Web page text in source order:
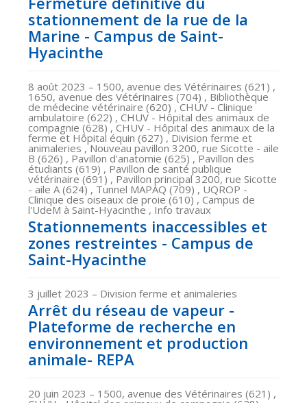
stationnement de la rue de la
Marine - Campus de Saint-
Hyacinthe
8 août 2023 – 1500, avenue des Vétérinaires (621) ,
1650, avenue des Vétérinaires (704) , Bibliothèque
de médecine vétérinaire (620) , CHUV - Clinique
ambulatoire (622) , CHUV - Hôpital des animaux de
compagnie (628) , CHUV - Hôpital des animaux de la
ferme et Hôpital équin (627) , Division ferme et
animaleries , Nouveau pavillon 3200, rue Sicotte - aile
B (626) , Pavillon d'anatomie (625) , Pavillon des
étudiants (619) , Pavillon de santé publique
vétérinaire (691) , Pavillon principal 3200, rue Sicotte
- aile A (624) , Tunnel MAPAQ (709) , UQROP -
Clinique des oiseaux de proie (610) , Campus de
l'UdeM à Saint-Hyacinthe , Info travaux
Stationnements inaccessibles et
zones restreintes - Campus de
Saint-Hyacinthe
3 juillet 2023 – Division ferme et animaleries
Arrêt du réseau de vapeur -
Plateforme de recherche en
environnement et production
animale- REPA
20 juin 2023 – 1500, avenue des Vétérinaires (621) ,